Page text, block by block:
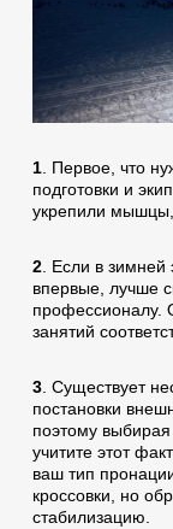
1. Первое, что
подготовки и
укрепили мышцы,
2. Если в зимней
впервые, лучше
профессионалу.
занятий
3. Существует
постановки
поэтому выбирая
учитите этот
ваш тип
кроссовки, но
стабилизацию.